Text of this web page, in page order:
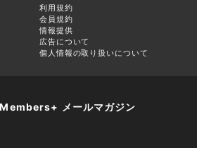
利用規約
会員規約
情報提供
広告について
個人情報の取り扱いについて
メールマガジン